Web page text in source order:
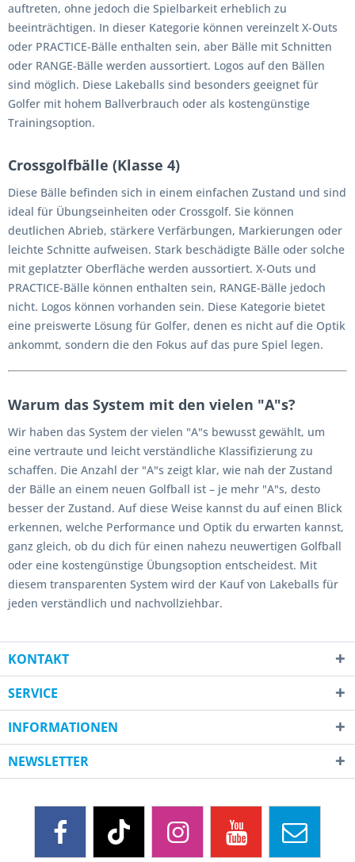
auftreten, ohne jedoch die Spielbarkeit erheblich zu
beeinträchtigen. In dieser Kategorie können vereinzelt X-Outs
oder PRACTICE-Bälle enthalten sein, aber Bälle mit Schnitten
oder RANGE-Bälle werden aussortiert. Logos auf den Bällen
sind möglich. Diese Lakeballs sind besonders geeignet für
Golfer mit hohem Ballverbrauch oder als kostengünstige
Trainingsoption.
Crossgolfbälle (Klasse 4)
Diese Bälle befinden sich in einem einfachen Zustand und sind
ideal für Übungseinheiten oder Crossgolf. Sie können
deutlichen Abrieb, stärkere Verfärbungen, Markierungen oder
leichte Schnitte aufweisen. Stark beschädigte Bälle oder solche
mit geplatzter Oberfläche werden aussortiert. X-Outs und
PRACTICE-Bälle können enthalten sein, RANGE-Bälle jedoch
nicht. Logos können vorhanden sein. Diese Kategorie bietet
eine preiswerte Lösung für Golfer, denen es nicht auf die Optik
ankommt, sondern die den Fokus auf das pure Spiel legen.
Warum das System mit den vielen "A"s?
Wir haben das System der vielen "A"s bewusst gewählt, um
eine vertraute und leicht verständliche Klassifizierung zu
schaffen. Die Anzahl der "A"s zeigt klar, wie nah der Zustand
der Bälle an einem neuen Golfball ist – je mehr "A"s, desto
besser der Zustand. Auf diese Weise kannst du auf einen Blick
erkennen, welche Performance und Optik du erwarten kannst,
ganz gleich, ob du dich für einen nahezu neuwertigen Golfball
oder eine kostengünstige Übungsoption entscheidest. Mit
diesem transparenten System wird der Kauf von Lakeballs für
jeden verständlich und nachvollziehbar.
KONTAKT
SERVICE
INFORMATIONEN
NEWSLETTER